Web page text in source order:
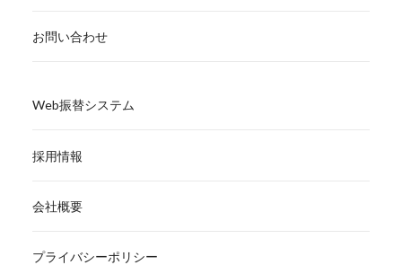
お問い合わせ
Web振替システム
採用情報
会社概要
プライバシーポリシー